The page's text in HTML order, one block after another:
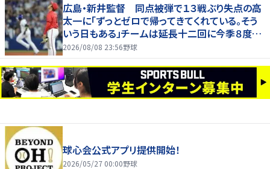
広島・新井監督 同点被弾で１３戦ぶり失点の高
太一に「ずっとゼロで帰ってきてくれている。そう
いう日もある」チームは延長十二回に今季８度目
サヨナラ負け
2026/08/08 23:56野球
球心会公式アプリ提供開始！
2026/05/27 00:00野球